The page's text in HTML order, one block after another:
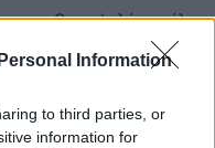
Information
to third parties, or
information for
θα ωφελήσει όλα
τη δευτεροβάθμια
τους επαγγελματίες
έμφαση δίνεται σε
τεχνολογία και τις